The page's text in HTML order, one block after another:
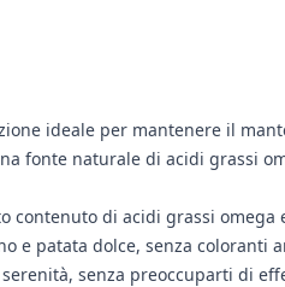
ideale per mantenere il
fonte naturale di acidi grassi
contenuto di acidi grassi
e patata dolce, senza
senza preoccuparti di